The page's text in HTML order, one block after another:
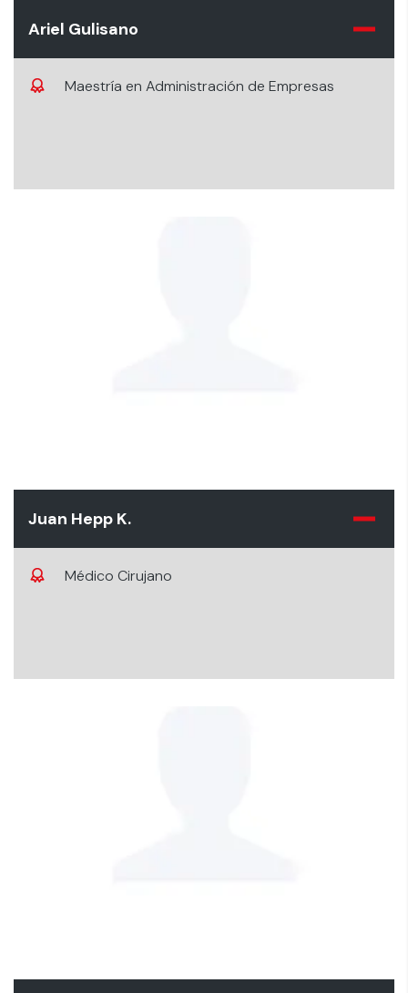
Ariel Gulisano
Maestría en Administración de Empresas
Juan Hepp K.
Médico Cirujano